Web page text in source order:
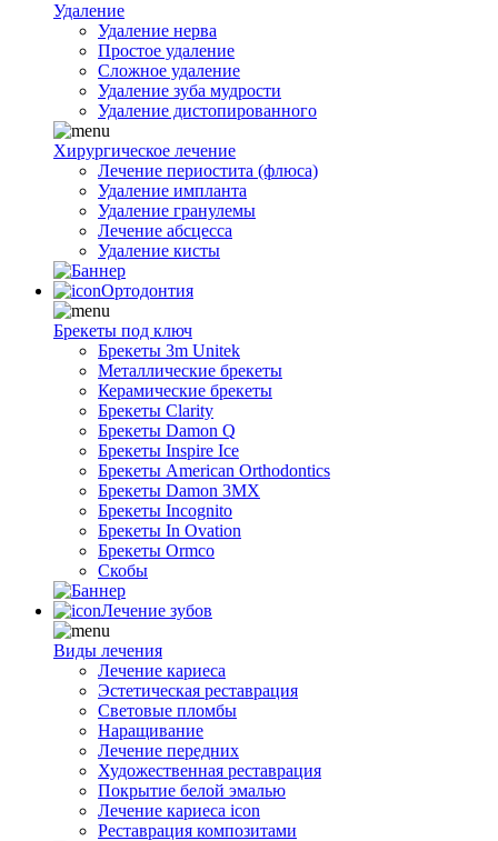
Удаление
Удаление нерва
Простое удаление
Сложное удаление
Удаление зуба мудрости
Удаление дистопированного
Хирургическое лечение
Лечение периостита (флюса)
Удаление импланта
Удаление гранулемы
Лечение абсцесса
Удаление кисты
Ортодонтия
Брекеты под ключ
Брекеты 3m Unitek
Металлические брекеты
Керамические брекеты
Брекеты Clarity
Брекеты Damon Q
Брекеты Inspire Ice
Брекеты American Orthodontics
Брекеты Damon 3MX
Брекеты Incognito
Брекеты In Ovation
Брекеты Ormco
Скобы
Лечение зубов
Виды лечения
Лечение кариеса
Эстетическая реставрация
Световые пломбы
Наращивание
Лечение передних
Художественная реставрация
Покрытие белой эмалью
Лечение кариеса icon
Реставрация композитами